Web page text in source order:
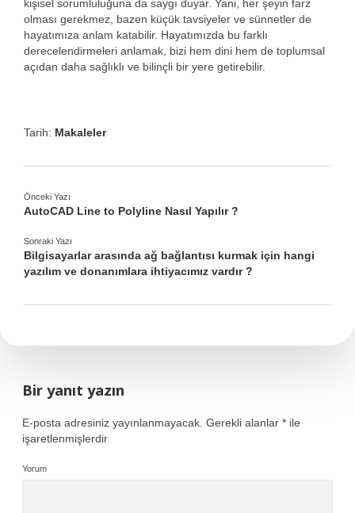
kişisel sorumluluğuna da saygı duyar. Yani, her şeyin farz
olması gerekmez, bazen küçük tavsiyeler ve sünnetler de
hayatımıza anlam katabilir. Hayatımızda bu farklı
derecelendirmeleri anlamak, bizi hem dini hem de toplumsal
açıdan daha sağlıklı ve bilinçli bir yere getirebilir.
Tarih: Makaleler
Önceki Yazı
AutoCAD Line to Polyline Nasıl Yapılır ?
Sonraki Yazı
Bilgisayarlar arasında ağ bağlantısı kurmak için hangi
yazılım ve donanımlara ihtiyacımız vardır ?
Bir yanıt yazın
E-posta adresiniz yayınlanmayacak. Gerekli alanlar * ile
işaretlenmişlerdir
Yorum